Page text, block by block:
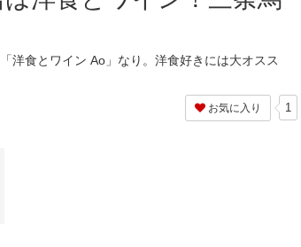
洋食とワイン Ao」なり。洋食好きには大オスス
お気に入り 1